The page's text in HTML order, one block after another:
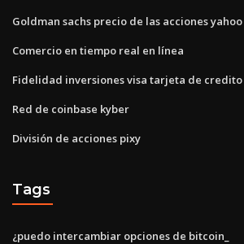
Goldman sachs precio de las acciones
Comercio en tiempo real en línea
Fidelidad inversiones visa tarjeta de credito
Red de coinbase kyber
División de acciones pixy
Tags
¿puedo intercambiar opciones de bitcoin_